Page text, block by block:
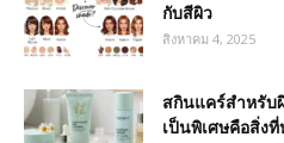
กับสีผิว
สิงหาคม 4, 2025
สกินแคร์สำหรับ
เป็นพิเศษคือสิ่ง